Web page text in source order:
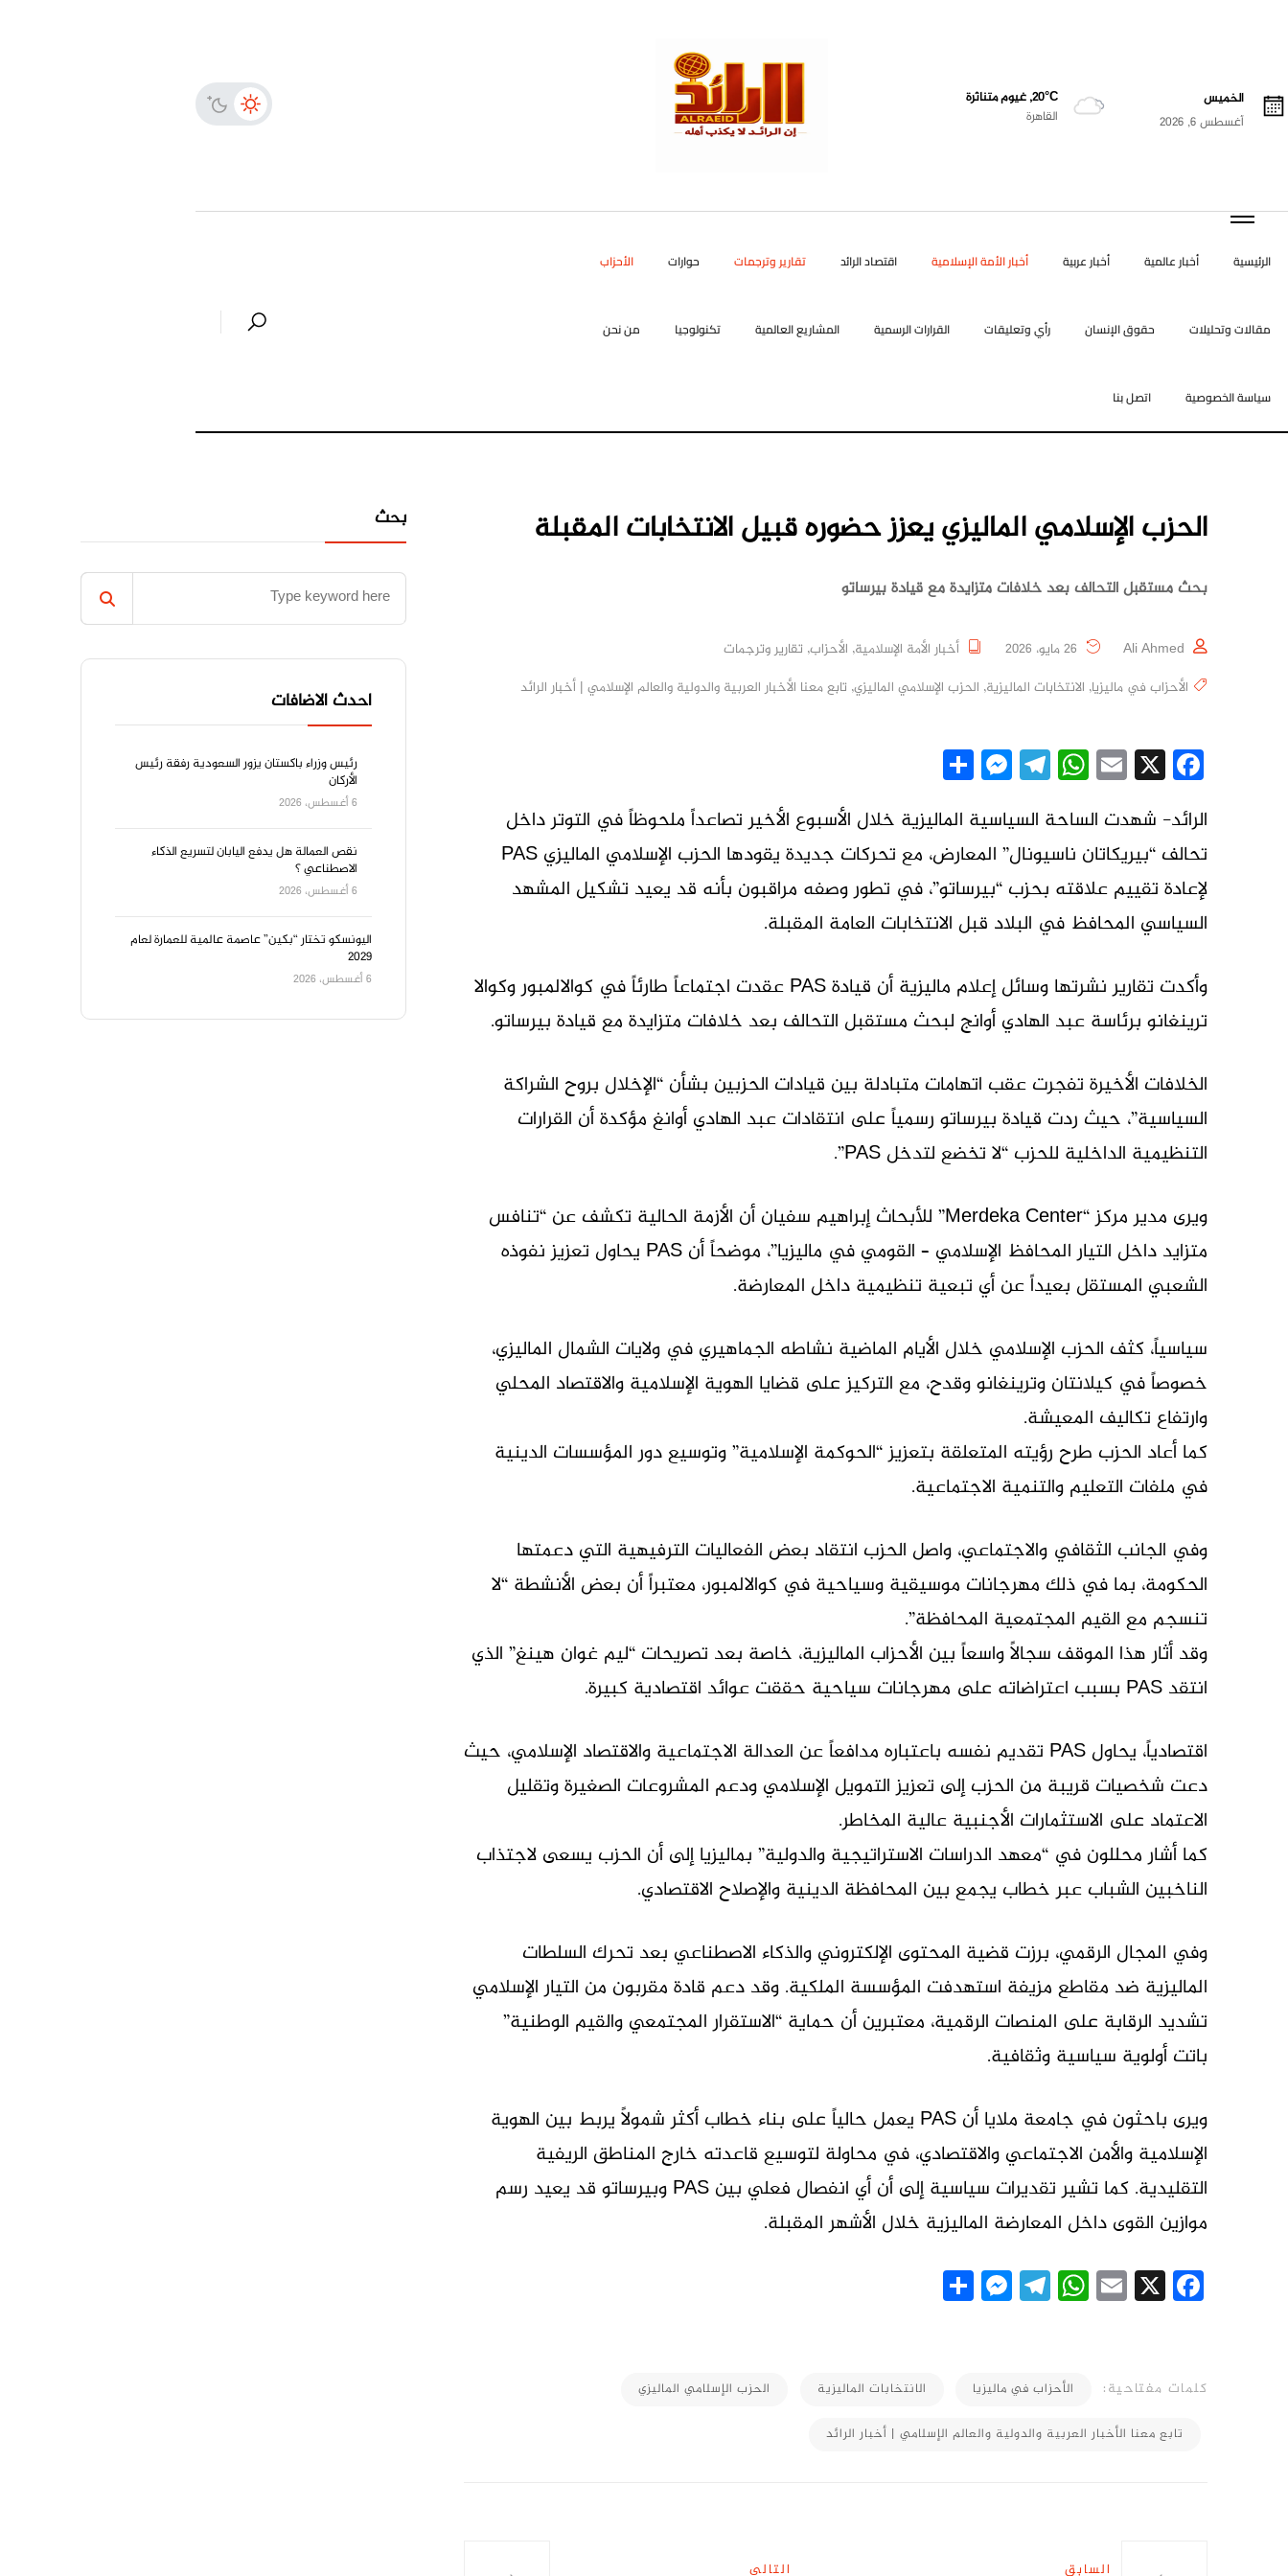
الخميس
أغسطس 6, 2026
20°C, غيوم متناثرة
القاهرة
الرئيسية أخبار عالمية أخبار عربية أخبار الأمة الإسلامية اقتصاد الرائد تقارير وترجمات حوارات الأحزاب
مقالات وتحليلات حقوق الإنسان رأي وتعليقات القرارات الرسمية المشاريع العالمية تكنولوجيا من نحن
سياسة الخصوصية اتصل بنا
الحزب الإسلامي الماليزي يعزز حضوره قبيل الانتخابات المقبلة
بحث مستقبل التحالف بعد خلافات متزايدة مع قيادة بيرساتو
Ali Ahmed أخبار الأمة الإسلامية, الأحزاب, تقارير وترجمات
الأحزاب في ماليزيا, الانتخابات الماليزية, الحزب الإسلامي الماليزي, تابع معنا الأخبار العربية والدولية والعالم الإسلامي | أخبار الرائد
Facebook
X
Email
WhatsApp
Telegram
Messenger
الرائد- شهدت الساحة السياسية الماليزية خلال الأسبوع الأخير تصاعداً ملحوظاً في التوتر داخل
تحالف “بيريكاتان ناسيونال” المعارض، مع تحركات جديدة يقودها الحزب الإسلامي الماليزي PAS
لإعادة تقييم علاقته بحزب “بيرساتو”، في تطور وصفه مراقبون بأنه قد يعيد تشكيل المشهد
السياسي المحافظ في البلاد قبل الانتخابات العامة المقبلة.
وأكدت تقارير نشرتها وسائل إعلام ماليزية أن قيادة PAS عقدت اجتماعاً طارئاً في كوالالمبور وكوالا
ترينغانو برئاسة عبد الهادي أوانج لبحث مستقبل التحالف بعد خلافات متزايدة مع قيادة بيرساتو.
الخلافات الأخيرة تفجرت عقب اتهامات متبادلة بين قيادات الحزبين بشأن “الإخلال بروح الشراكة
السياسية”، حيث ردت قيادة بيرساتو رسمياً على انتقادات عبد الهادي أوانغ مؤكدة أن القرارات
التنظيمية الداخلية للحزب “لا تخضع لتدخل PAS”.
ويرى مدير مركز “Merdeka Center” للأبحاث إبراهيم سفيان أن الأزمة الحالية تكشف عن “تنافس
متزايد داخل التيار المحافظ الإسلامي – القومي في ماليزيا”، موضحاً أن PAS يحاول تعزيز نفوذه
الشعبي المستقل بعيداً عن أي تبعية تنظيمية داخل المعارضة.
سياسياً، كثف الحزب الإسلامي خلال الأيام الماضية نشاطه الجماهيري في ولايات الشمال الماليزي،
خصوصاً في كيلانتان وترينغانو وقدح، مع التركيز على قضايا الهوية الإسلامية والاقتصاد المحلي
وارتفاع تكاليف المعيشة.
كما أعاد الحزب طرح رؤيته المتعلقة بتعزيز “الحوكمة الإسلامية” وتوسيع دور المؤسسات الدينية
في ملفات التعليم والتنمية الاجتماعية.
وفي الجانب الثقافي والاجتماعي، واصل الحزب انتقاد بعض الفعاليات الترفيهية التي دعمتها
الحكومة، بما في ذلك مهرجانات موسيقية وسياحية في كوالالمبور، معتبراً أن بعض الأنشطة “لا
تنسجم مع القيم المجتمعية المحافظة”.
وقد أثار هذا الموقف سجالاً واسعاً بين الأحزاب الماليزية، خاصة بعد تصريحات “ليم غوان هينغ” الذي
انتقد PAS بسبب اعتراضاته على مهرجانات سياحية حققت عوائد اقتصادية كبيرة.
اقتصادياً، يحاول PAS تقديم نفسه باعتباره مدافعاً عن العدالة الاجتماعية والاقتصاد الإسلامي، حيث
دعت شخصيات قريبة من الحزب إلى تعزيز التمويل الإسلامي ودعم المشروعات الصغيرة وتقليل
الاعتماد على الاستثمارات الأجنبية عالية المخاطر.
كما أشار محللون في “معهد الدراسات الاستراتيجية والدولية” بماليزيا إلى أن الحزب يسعى لاجتذاب
الناخبين الشباب عبر خطاب يجمع بين المحافظة الدينية والإصلاح الاقتصادي.
وفي المجال الرقمي، برزت قضية المحتوى الإلكتروني والذكاء الاصطناعي بعد تحرك السلطات
الماليزية ضد مقاطع مزيفة استهدفت المؤسسة الملكية. وقد دعم قادة مقربون من التيار الإسلامي
تشديد الرقابة على المنصات الرقمية، معتبرين أن حماية “الاستقرار المجتمعي والقيم الوطنية”
باتت أولوية سياسية وثقافية.
ويرى باحثون في جامعة ملايا أن PAS يعمل حالياً على بناء خطاب أكثر شمولاً يربط بين الهوية
الإسلامية والأمن الاجتماعي والاقتصادي، في محاولة لتوسيع قاعدته خارج المناطق الريفية
التقليدية. كما تشير تقديرات سياسية إلى أن أي انفصال فعلي بين PAS وبيرساتو قد يعيد رسم
موازين القوى داخل المعارضة الماليزية خلال الأشهر المقبلة.
Facebook
X
Email
WhatsApp
Telegram
Messenger
كلمات مفتاحية: الأحزاب في ماليزيا الانتخابات الماليزية الحزب الإسلامي الماليزي
تابع معنا الأخبار العربية والدولية والعالم الإسلامي | أخبار الرائد
السابق التالي
بحث
احدث الاضافات
رئيس وزراء باكستان يزور السعودية رفقة رئيس
الأركان
6 أغسطس، 2026
نقص العمالة هل يدفع اليابان لتسريع الذكاء
الاصطناعي ؟
6 أغسطس، 2026
اليونسكو تختار “بكين” عاصمة عالمية للعمارة لعام
2029
6 أغسطس، 2026